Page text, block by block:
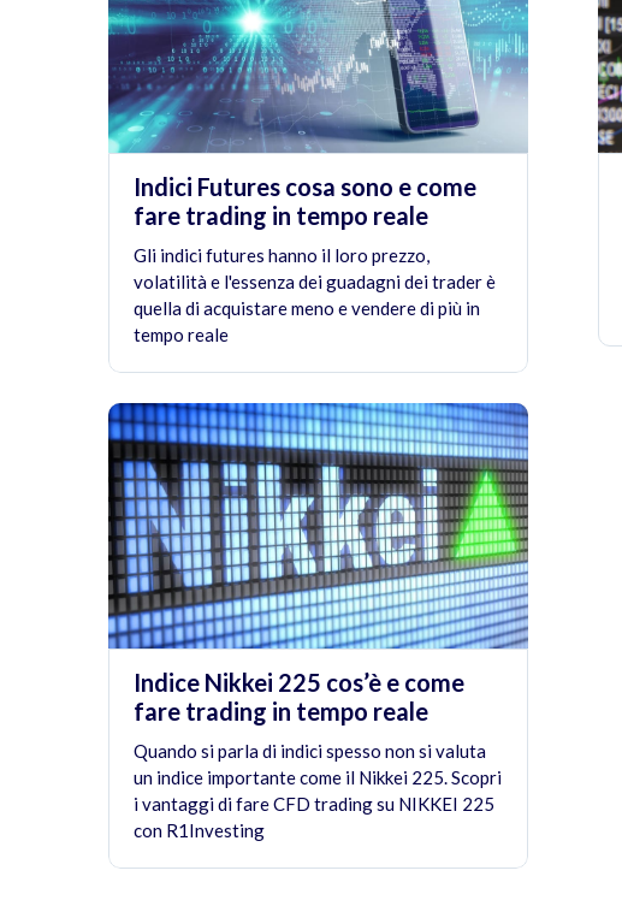
Indici Futures cosa sono e come
fare trading in tempo reale
Gli indici futures hanno il loro prezzo,
volatilità e l'essenza dei guadagni dei trader è
quella di acquistare meno e vendere di più in
tempo reale
Indice Nikkei 225 cos’è e come
fare trading in tempo reale
Quando si parla di indici spesso non si valuta
un indice importante come il Nikkei 225. Scopri
i vantaggi di fare CFD trading su NIKKEI 225
con R1Investing